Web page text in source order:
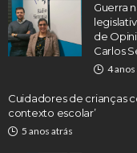
Guerra
de
Carlos
4
Cuidadores de crianças
contexto escolar’
5 anos atrás